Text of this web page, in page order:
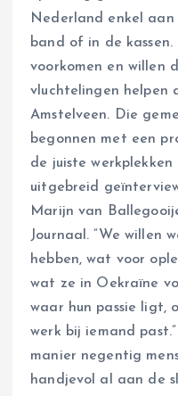
Nederland enkel
band of in de
voorkomen en willen
vluchtelingen helpen
Amstelveen. Die
begonnen met een
de juiste
uitgebreid
Marijn van
Journaal. “We willen
hebben, wat voor
wat ze in Oekraïne
waar hun passie ligt,
werk bij iemand
manier negentig
handjevol al aan de